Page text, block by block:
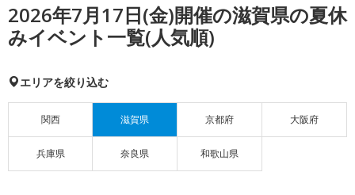
2026年7月17日(金)開催の滋賀県の夏休
みイベント一覧(人気順)
エリアを絞り込む
関西 滋賀県 京都府 大阪府
兵庫県 奈良県 和歌山県